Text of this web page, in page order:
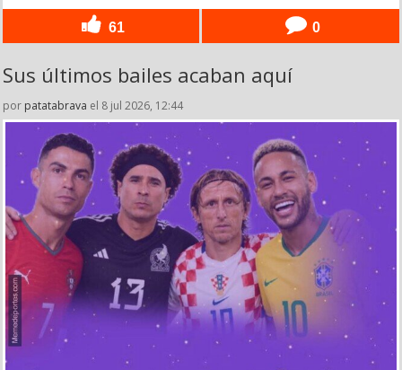
61 0
Sus últimos bailes acaban aquí
por patatabrava el 8 jul 2026, 12:44